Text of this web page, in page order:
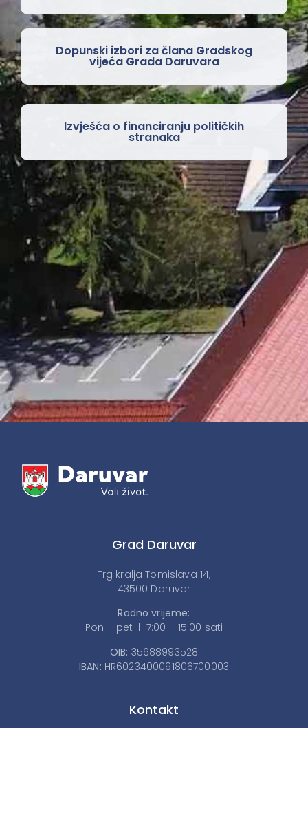
Dopunski izbori za člana Gradskog
vijeća Grada Daruvara
Izvješća o financiranju političkih
stranaka
Grad Daruvar
Trg kralja Tomislava 14,
43500 Daruvar
Radno vrijeme:
Pon – pet | 7:00 – 15:00 sati
OIB: 35688993528
IBAN: HR6023400091806700003
Kontakt